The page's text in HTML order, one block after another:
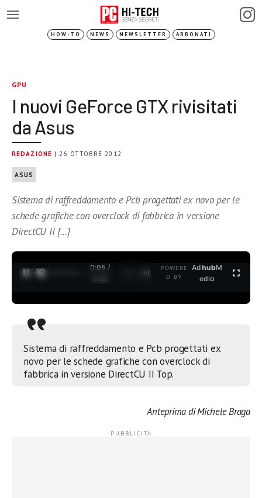
HOW-TO NEWS NEWSLETTER ABBONATI
GPU
I nuovi GeForce GTX rivisitati
da Asus
REDAZIONE | 26 OTTOBRE 2012
ASUS
Sistema di raffreddamento e Pcb progettati ex novo per le
schede grafiche con overclock di fabbrica in versione
DirectCU II […]
0:05 /
3:35
POWERE
D BY
AdhubM
edia
Sistema di raffreddamento e Pcb progettati ex
novo per le schede grafiche con overclock di
fabbrica in versione DirectCU II Top.
Anteprima di Michele Braga